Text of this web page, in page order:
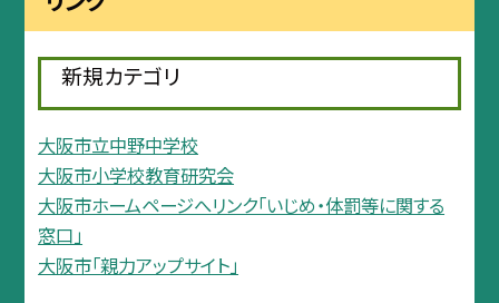
新規カテゴリ
大阪市立中野中学校
大阪市小学校教育研究会
大阪市ホームページへリンク「いじめ・体罰等に関する
窓口」
大阪市「親力アップサイト」